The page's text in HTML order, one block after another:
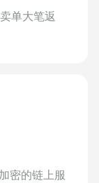
单大笔返
密的链上服